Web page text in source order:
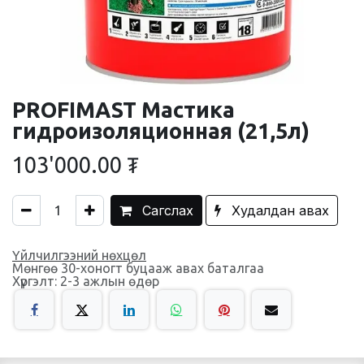
PROFIMAST Мастика
гидроизоляционная (21,5л)
103'000.00 ₮
Сагслах Худалдан авах
Үйлчилгээний нөхцөл
Мөнгөө 30-хоногт буцааж авах баталгаа
Хүргэлт: 2-3 ажлын өдөр